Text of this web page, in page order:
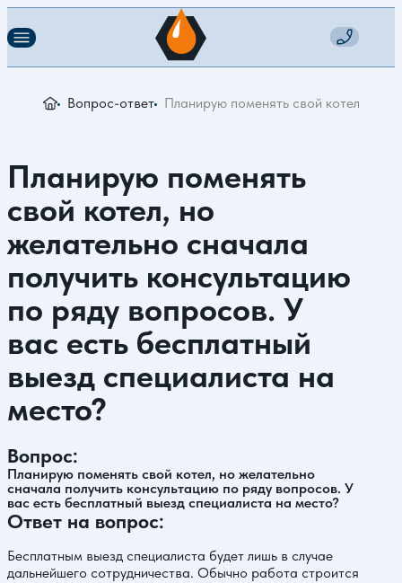
Вопрос-ответ Планирую поменять свой котел, но
Планирую поменять
свой котел, но
желательно сначала
получить консультацию
по ряду вопросов. У
вас есть бесплатный
выезд специалиста на
место?
Вопрос:
Планирую поменять свой котел, но желательно
сначала получить консультацию по ряду вопросов. У
вас есть бесплатный выезд специалиста на место?
Ответ на вопрос:
Бесплатным выезд специалиста будет лишь в случае
дальнейшего сотрудничества. Обычно работа строится